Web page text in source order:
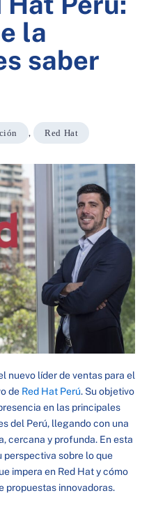
la
saber
, Red Hat
nuevo líder de ventas para el
de Red Hat Perú. Su objetivo
en las principales
del Perú, llegando con una
cercana y profunda. En esta
perspectiva sobre lo que
impera en Red Hat y cómo
propuestas innovadoras.